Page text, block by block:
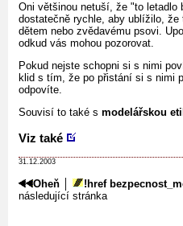
Oni většinou netuší, že "to
dostatečně rychle, aby ublížilo,
dětem nebo zvědavému psovi.
odkud vás mohou pozorovat.
Pokud nejste schopni si s nimi
klid s tím, že po přistání si s nimi
odpovíte.
Souvisí to také s modelářskou
Viz také
31.12.2003
Oheň
!href
následující stránka